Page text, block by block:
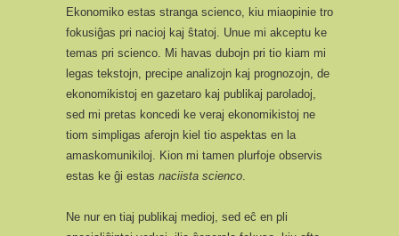
Ekonomiko estas stranga scienco, kiu miaopinie tro
fokusiĝas pri nacioj kaj ŝtatoj. Unue mi akceptu ke
temas pri scienco. Mi havas dubojn pri tio kiam mi
legas tekstojn, precipe analizojn kaj prognozojn, de
ekonomikistoj en gazetaro kaj publikaj paroladoj,
sed mi pretas koncedi ke veraj ekonomikistoj ne
tiom simpligas aferojn kiel tio aspektas en la
amaskomunikiloj. Kion mi tamen plurfoje observis
estas ke ĝi estas naciista scienco.
Ne nur en tiaj publikaj medioj, sed eĉ en pli